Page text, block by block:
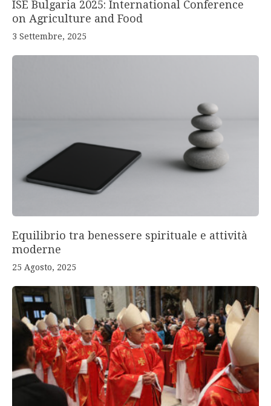
ISE Bulgaria 2025: International Conference
on Agriculture and Food
3 Settembre, 2025
Equilibrio tra benessere spirituale e attività
moderne
25 Agosto, 2025